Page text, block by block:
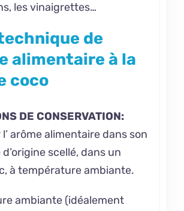
les vinaigrettes…
de
alimentaire à la
coco
DE CONSERVATION:
arôme alimentairedans son
scellé, dans un
à température ambiante.
ambiante (idéalement